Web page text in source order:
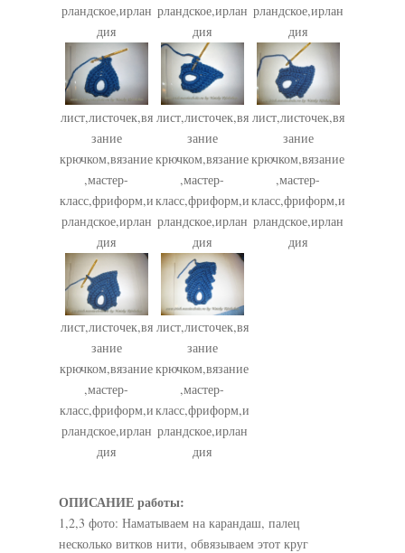
рландское,ирлан
дия
рландское,ирлан
дия
рландское,ирлан
дия
лист,листочек,вя
зание
крючком,вязание
,мастер-
класс,фриформ,и
рландское,ирлан
дия
лист,листочек,вя
зание
крючком,вязание
,мастер-
класс,фриформ,и
рландское,ирлан
дия
лист,листочек,вя
зание
крючком,вязание
,мастер-
класс,фриформ,и
рландское,ирлан
дия
лист,листочек,вя
зание
крючком,вязание
,мастер-
класс,фриформ,и
рландское,ирлан
дия
лист,листочек,вя
зание
крючком,вязание
,мастер-
класс,фриформ,и
рландское,ирлан
дия
ОПИСАНИЕ работы:
1,2,3 фото: Наматываем на карандаш, палец
несколько витков нити, обвязываем этот круг